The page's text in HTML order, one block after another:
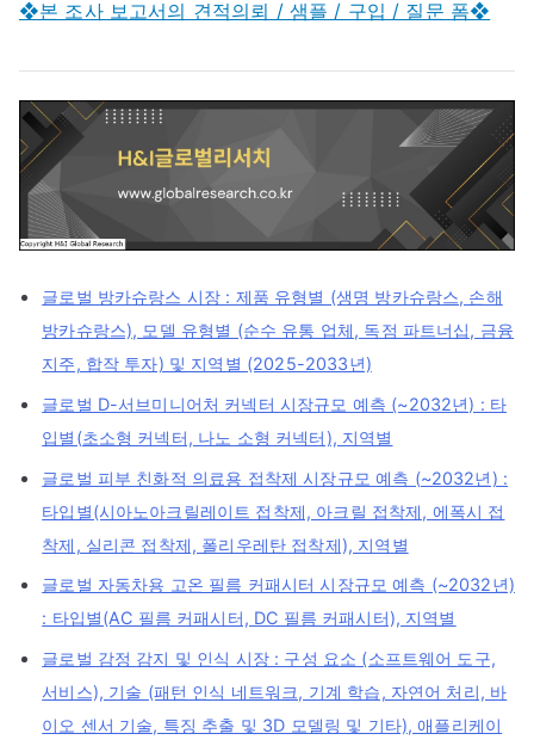
❖본 조사 보고서의 견적의뢰 / 샘플 / 구입 / 질문 폼❖
글로벌 방카슈랑스 시장 : 제품 유형별 (생명 방카슈랑스, 손해
방카슈랑스), 모델 유형별 (순수 유통 업체, 독점 파트너십, 금융
지주, 합작 투자) 및 지역별 (2025-2033년)
글로벌 D-서브미니어처 커넥터 시장규모 예측 (~2032년) : 타
입별(초소형 커넥터, 나노 소형 커넥터), 지역별
글로벌 피부 친화적 의료용 접착제 시장규모 예측 (~2032년) :
타입별(시아노아크릴레이트 접착제, 아크릴 접착제, 에폭시 접
착제, 실리콘 접착제, 폴리우레탄 접착제), 지역별
글로벌 자동차용 고온 필름 커패시터 시장규모 예측 (~2032년)
: 타입별(AC 필름 커패시터, DC 필름 커패시터), 지역별
글로벌 감정 감지 및 인식 시장 : 구성 요소 (소프트웨어 도구,
서비스), 기술 (패턴 인식 네트워크, 기계 학습, 자연어 처리, 바
이오 센서 기술, 특징 추출 및 3D 모델링 및 기타), 애플리케이